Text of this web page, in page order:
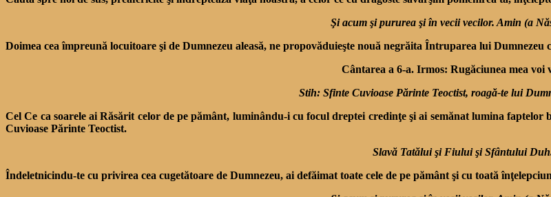
Şi acum şi pururea şi în vecii vecilor. Amin (a
Doimea cea împreună locuitoare şi de Dumnezeu aleasă, ne propovăduieşte nouă negrăita Întruparea lui Dumnezeu
Cântarea a 6-a. Irmos: Rugăciunea mea voi
Stih: Sfinte Cuvioase Părinte Teoctist, roagă-te lui
Cel Ce ca soarele ai Răsărit celor de pe pământ, luminându-i cu focul dreptei credinţe şi ai semănat lumina
Cuvioase Părinte Teoctist.
Slavă Tatălui şi Fiului şi Sfântului
Îndeletnicindu-te cu privirea cea cugetătoare de Dumnezeu, ai defăimat toate cele de pe pământ şi cu toată